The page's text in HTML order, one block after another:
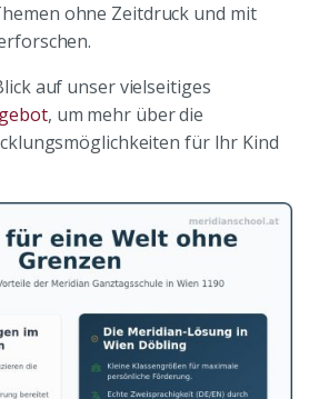
ohne Zeitdruck und mit
auf unser vielseitiges
, um mehr über die
für Ihr Kind